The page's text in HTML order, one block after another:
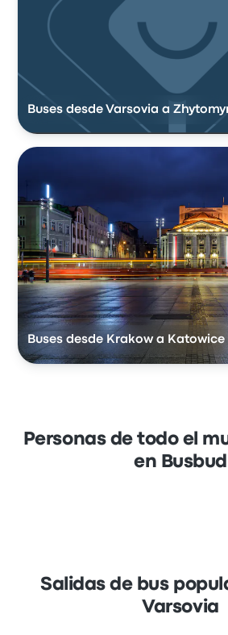
Buses desde Varsovia a
Buses desde Krakow a Katowice
Personas de todo el
en Busbud
Salidas de bus
Varsovia